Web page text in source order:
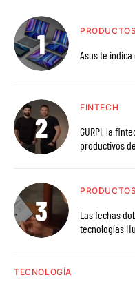
PRODUCTOS
Asus te
FINTECH
GURPI, la fintech argentina,
productivos
PRODUCTOS
Las fechas
tecnologías
TECNOLOGÍA